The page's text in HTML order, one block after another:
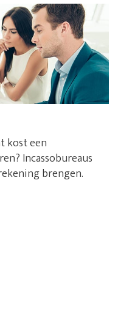
kost een
Incassobureaus
brengen.